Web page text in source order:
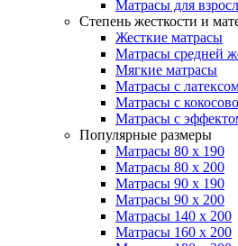
Матрасы для
Степень жесткости и
Жесткие матрасы
Матрасы средней
Мягкие матрасы
Матрасы с
Матрасы с
Матрасы с
Популярные размеры
Матрасы 80 x 190
Матрасы 80 x 200
Матрасы 90 x 190
Матрасы 90 x 200
Матрасы 140 x 200
Матрасы 160 x 200